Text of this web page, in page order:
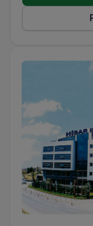
Offre aux
facturation,